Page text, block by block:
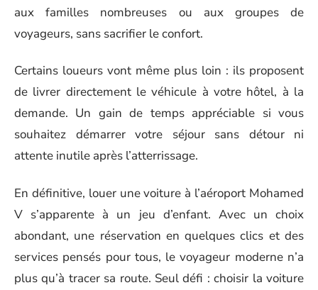
aux familles nombreuses ou aux groupes de
voyageurs, sans sacrifier le confort.
Certains loueurs vont même plus loin : ils proposent
de livrer directement le véhicule à votre hôtel, à la
demande. Un gain de temps appréciable si vous
souhaitez démarrer votre séjour sans détour ni
attente inutile après l’atterrissage.
En définitive, louer une voiture à l’aéroport Mohamed
V s’apparente à un jeu d’enfant. Avec un choix
abondant, une réservation en quelques clics et des
services pensés pour tous, le voyageur moderne n’a
plus qu’à tracer sa route. Seul défi : choisir la voiture